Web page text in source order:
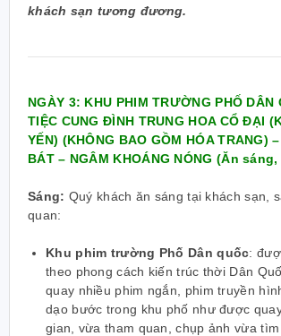
khách sạn tương đương.
NGÀY 3: KHU PHIM TRƯỜNG PHỐ DÂN
TIỆC CUNG ĐÌNH TRUNG HOA CỔ ĐẠI
YẾN) (KHÔNG BAO GỒM HÓA TRANG)
BÁT – NGÂM KHOÁNG NÓNG (Ăn
Sáng: Quý khách ăn sáng tại khách sạn,
quan:
Khu phim trường Phố Dân quốc:
theo phong cách kiến trúc thời Dân
quay nhiều phim ngắn, phim truyền
dạo bước trong khu phố như được
gian, vừa tham quan, chụp ảnh vừa